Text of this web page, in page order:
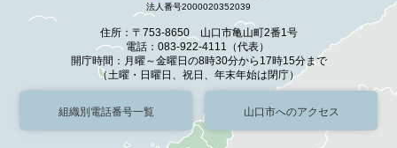
法人番号2000020352039
住所：〒753-8650 山口市亀山町2番1号
電話：083-922-4111（代表）
開庁時間：月曜～金曜日の8時30分から17時15分まで
（土曜・日曜日、祝日、年末年始は閉庁）
組織別電話番号一覧 山口市へのアクセス